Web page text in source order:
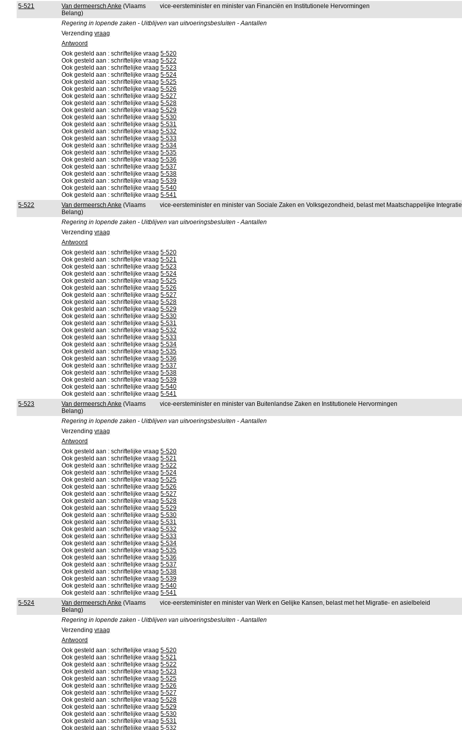
5-521
Van dermeersch Anke (Vlaams
Belang)
vice-eersteminister en minister van Financiën en Institutionele Hervormingen
Regering in lopende zaken - Uitblijven van uitvoeringsbesluiten - Aantallen
Verzendingvraag
Antwoord
Ook gesteld aan : schriftelijke vraag5-520
Ook gesteld aan : schriftelijke vraag5-522
Ook gesteld aan : schriftelijke vraag5-523
Ook gesteld aan : schriftelijke vraag5-524
Ook gesteld aan : schriftelijke vraag5-525
Ook gesteld aan : schriftelijke vraag5-526
Ook gesteld aan : schriftelijke vraag5-527
Ook gesteld aan : schriftelijke vraag5-528
Ook gesteld aan : schriftelijke vraag5-529
Ook gesteld aan : schriftelijke vraag5-530
Ook gesteld aan : schriftelijke vraag5-531
Ook gesteld aan : schriftelijke vraag5-532
Ook gesteld aan : schriftelijke vraag5-533
Ook gesteld aan : schriftelijke vraag5-534
Ook gesteld aan : schriftelijke vraag5-535
Ook gesteld aan : schriftelijke vraag5-536
Ook gesteld aan : schriftelijke vraag5-537
Ook gesteld aan : schriftelijke vraag5-538
Ook gesteld aan : schriftelijke vraag5-539
Ook gesteld aan : schriftelijke vraag5-540
Ook gesteld aan : schriftelijke vraag5-541
5-522
Van dermeersch Anke (Vlaams
Belang)
vice-eersteminister en minister van Sociale Zaken en Volksgezondheid, belast met Maatschappelijke Integratie
Regering in lopende zaken - Uitblijven van uitvoeringsbesluiten - Aantallen
Verzendingvraag
Antwoord
Ook gesteld aan : schriftelijke vraag5-520
Ook gesteld aan : schriftelijke vraag5-521
Ook gesteld aan : schriftelijke vraag5-523
Ook gesteld aan : schriftelijke vraag5-524
Ook gesteld aan : schriftelijke vraag5-525
Ook gesteld aan : schriftelijke vraag5-526
Ook gesteld aan : schriftelijke vraag5-527
Ook gesteld aan : schriftelijke vraag5-528
Ook gesteld aan : schriftelijke vraag5-529
Ook gesteld aan : schriftelijke vraag5-530
Ook gesteld aan : schriftelijke vraag5-531
Ook gesteld aan : schriftelijke vraag5-532
Ook gesteld aan : schriftelijke vraag5-533
Ook gesteld aan : schriftelijke vraag5-534
Ook gesteld aan : schriftelijke vraag5-535
Ook gesteld aan : schriftelijke vraag5-536
Ook gesteld aan : schriftelijke vraag5-537
Ook gesteld aan : schriftelijke vraag5-538
Ook gesteld aan : schriftelijke vraag5-539
Ook gesteld aan : schriftelijke vraag5-540
Ook gesteld aan : schriftelijke vraag5-541
5-523
Van dermeersch Anke (Vlaams
Belang)
vice-eersteminister en minister van Buitenlandse Zaken en Institutionele Hervormingen
Regering in lopende zaken - Uitblijven van uitvoeringsbesluiten - Aantallen
Verzendingvraag
Antwoord
Ook gesteld aan : schriftelijke vraag5-520
Ook gesteld aan : schriftelijke vraag5-521
Ook gesteld aan : schriftelijke vraag5-522
Ook gesteld aan : schriftelijke vraag5-524
Ook gesteld aan : schriftelijke vraag5-525
Ook gesteld aan : schriftelijke vraag5-526
Ook gesteld aan : schriftelijke vraag5-527
Ook gesteld aan : schriftelijke vraag5-528
Ook gesteld aan : schriftelijke vraag5-529
Ook gesteld aan : schriftelijke vraag5-530
Ook gesteld aan : schriftelijke vraag5-531
Ook gesteld aan : schriftelijke vraag5-532
Ook gesteld aan : schriftelijke vraag5-533
Ook gesteld aan : schriftelijke vraag5-534
Ook gesteld aan : schriftelijke vraag5-535
Ook gesteld aan : schriftelijke vraag5-536
Ook gesteld aan : schriftelijke vraag5-537
Ook gesteld aan : schriftelijke vraag5-538
Ook gesteld aan : schriftelijke vraag5-539
Ook gesteld aan : schriftelijke vraag5-540
Ook gesteld aan : schriftelijke vraag5-541
5-524
Van dermeersch Anke (Vlaams
Belang)
vice-eersteminister en minister van Werk en Gelijke Kansen, belast met het Migratie- en asielbeleid
Regering in lopende zaken - Uitblijven van uitvoeringsbesluiten - Aantallen
Verzendingvraag
Antwoord
Ook gesteld aan : schriftelijke vraag5-520
Ook gesteld aan : schriftelijke vraag5-521
Ook gesteld aan : schriftelijke vraag5-522
Ook gesteld aan : schriftelijke vraag5-523
Ook gesteld aan : schriftelijke vraag5-525
Ook gesteld aan : schriftelijke vraag5-526
Ook gesteld aan : schriftelijke vraag5-527
Ook gesteld aan : schriftelijke vraag5-528
Ook gesteld aan : schriftelijke vraag5-529
Ook gesteld aan : schriftelijke vraag5-530
Ook gesteld aan : schriftelijke vraag5-531
Ook gesteld aan : schriftelijke vraag5-532